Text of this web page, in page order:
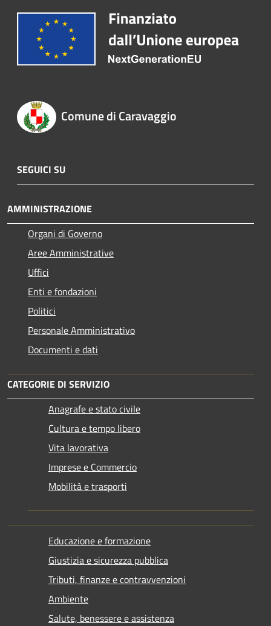
Comune di Caravaggio
SEGUICI SU
AMMINISTRAZIONE
Organi di Governo
Aree Amministrative
Uffici
Enti e fondazioni
Politici
Personale Amministrativo
Documenti e dati
CATEGORIE DI SERVIZIO
Anagrafe e stato civile
Cultura e tempo libero
Vita lavorativa
Imprese e Commercio
Mobilità e trasporti
Educazione e formazione
Giustizia e sicurezza pubblica
Tributi, finanze e contravvenzioni
Ambiente
Salute, benessere e assistenza